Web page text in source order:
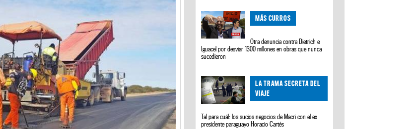
MÁS CURROS
Otra denuncia contra Dietrich e
Iguacel por desviar 1300 millones en obras que nunca
sucedieron
LA TRAMA SECRETA DEL
VIAJE
Tal para cuál: los sucios negocios de Macri con el ex
presidente paraguayo Horacio Cartés